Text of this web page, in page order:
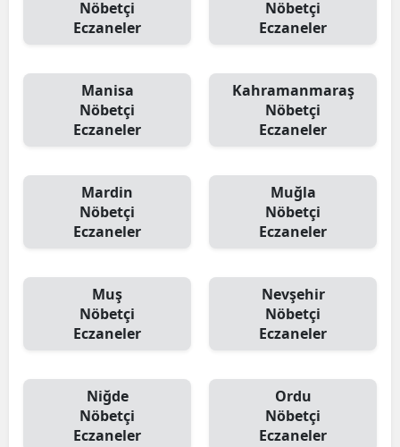
Nöbetçi
Eczaneler
Nöbetçi
Eczaneler
Manisa
Nöbetçi
Eczaneler
Kahramanmaraş
Nöbetçi
Eczaneler
Mardin
Nöbetçi
Eczaneler
Muğla
Nöbetçi
Eczaneler
Muş
Nöbetçi
Eczaneler
Nevşehir
Nöbetçi
Eczaneler
Niğde
Nöbetçi
Eczaneler
Ordu
Nöbetçi
Eczaneler